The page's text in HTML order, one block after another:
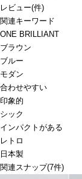
レビュー(件)
関連キーワード
ONE BRILLIANT
ブラウン
ブルー
モダン
合わせやすい
印象的
シック
インパクトがある
レトロ
日本製
関連スナップ(7件)